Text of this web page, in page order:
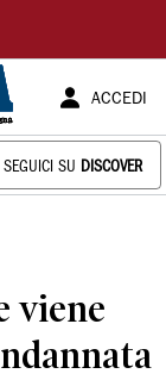
ACCEDI
SEGUICI SU DISCOVER
viene